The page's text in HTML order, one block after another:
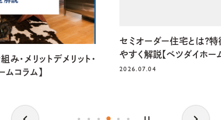
セミオーダー住宅とは？特徴・費用・選び方をわかり
やすく解説【ベツダイホームコラム】